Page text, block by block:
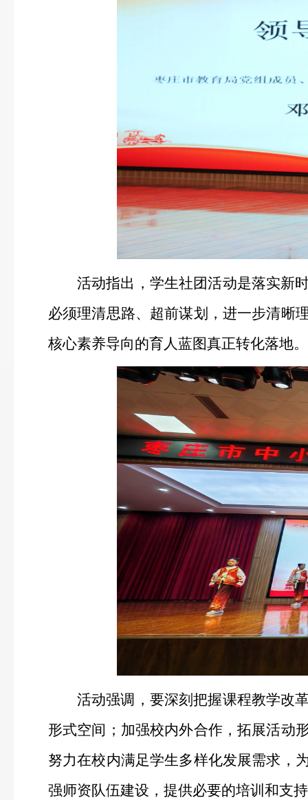
活动指出，学生社团活动是落实新
必须理清思路、超前谋划，进一步清晰
核心素养导向的育人蓝图真正转化落地。
活动强调，要深刻把握课程教学改
形式空间；加强校内外合作，拓展活动
努力在校内满足学生多样化发展需求，
强师资队伍建设，提供必要的培训和支